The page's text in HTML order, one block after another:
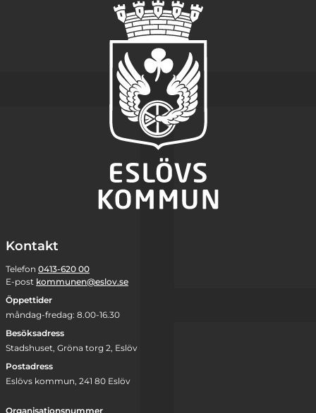
Kontakt
Telefon 0413-620 00
E-post kommunen@eslov.se
Öppettider
måndag-fredag: 8.00-16.30
Besöksadress
Stadshuset, Gröna torg 2, Eslöv
Postadress
Eslövs kommun, 241 80 Eslöv
Organisationsnummer